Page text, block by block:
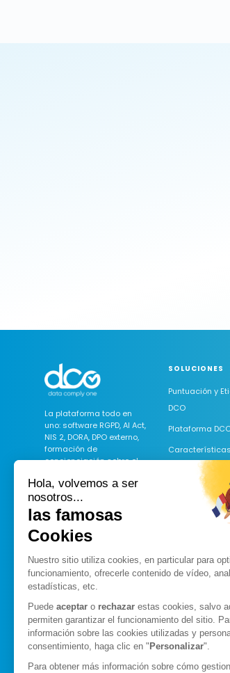
Hola, volvemos a ser
nosotros...
las famosas
Cookies
Nuestro sitio utiliza cookies, en particular para
funcionamiento, ofrecerle contenido de vídeo,
estadísticas, etc.
Puede aceptar o rechazar estas cookies, salvo
permiten garantizar el funcionamiento del sitio.
información sobre las cookies utilizadas y
consentimiento, haga clic en "Personalizar".
Para obtener más información sobre cómo
La plataforma todo en
uno: software RGPD, AI Act,
NIS 2, DORA, DPO externo,
formación de
concienciación sobre el
SOLUCIONES
Puntuación y
DCO
Plataforma
Software RGPD
Software NIS 2
Software AI Act
Software Data
Ciberseguridad
CISO
Formación e-